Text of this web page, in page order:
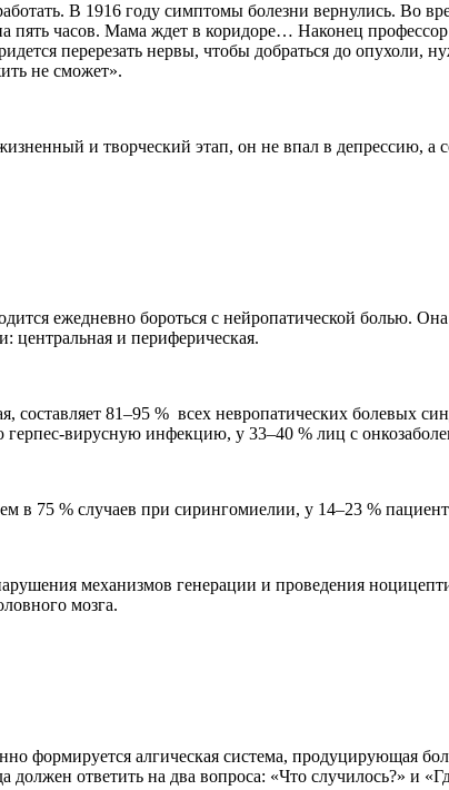
В 1916 году симптомы болезни вернулись. Во
часов. Мама ждет в коридоре… Наконец
перерезать нервы, чтобы добраться до опухоли,
не сможет».
и творческий этап, он не впал в депрессию,
ежедневно бороться с нейропатической болью.
центральная и периферическая.
составляет 81–95 % всех невропатических болевых
вирусную инфекцию, у 33–40 % лиц с
в 75 % случаев при сирингомиелии, у 14–23 %
механизмов генерации и проведения
мозга.
формируется алгическая система, продуцирующая
должен ответить на два вопроса: «Что случилось?» и